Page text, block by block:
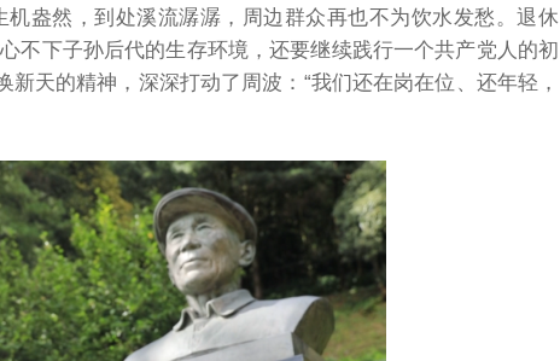
盎然，到处溪流潺潺，周边群众再也不为饮水发愁。退休
不下子孙后代的生存环境，还要继续践行一个共产党人的初
天的精神，深深打动了周波：“我们还在岗在位、还年轻，